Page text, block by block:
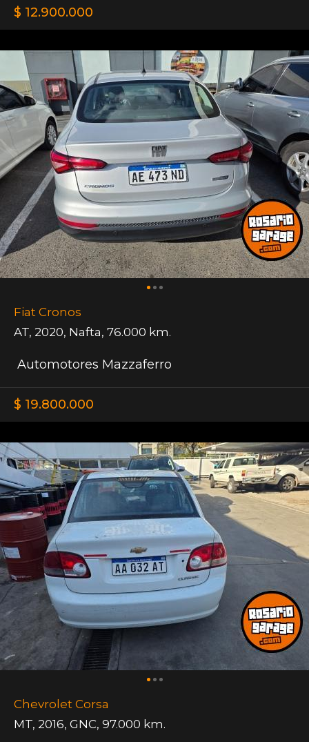
$ 12.900.000
Fiat Cronos
AT, 2020, Nafta, 76.000 km.
Automotores Mazzaferro
$ 19.800.000
Chevrolet Corsa
MT, 2016, GNC, 97.000 km.